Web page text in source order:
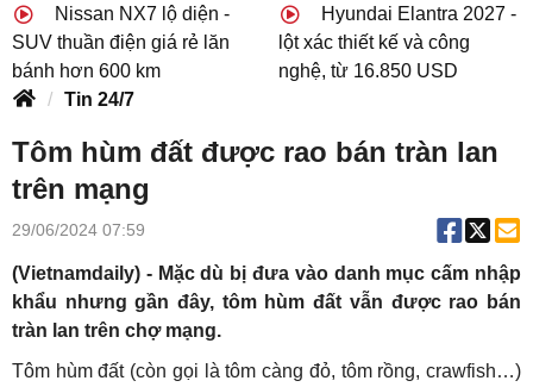
Nissan NX7 lộ diện -
SUV thuần điện giá rẻ lăn
bánh hơn 600 km
Hyundai Elantra 2027 -
lột xác thiết kế và công
nghệ, từ 16.850 USD
Tin 24/7
Tôm hùm đất được rao bán tràn lan
trên mạng
29/06/2024 07:59
(Vietnamdaily) - Mặc dù bị đưa vào danh mục cấm nhập
khẩu nhưng gần đây, tôm hùm đất vẫn được rao bán
tràn lan trên chợ mạng.
Tôm hùm đất (còn gọi là tôm càng đỏ, tôm rồng, crawfish…)